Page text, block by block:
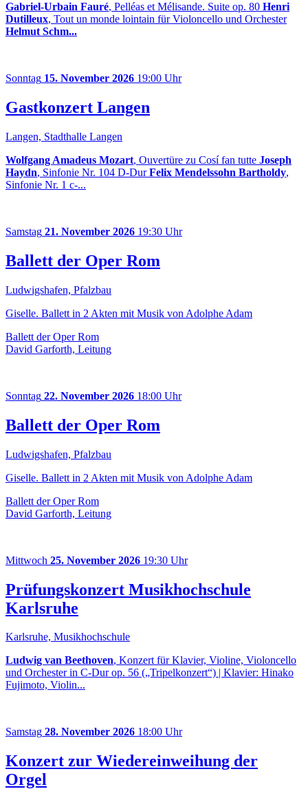
Gabriel-Urbain Fauré, Pelléas et Mélisande. Suite op. 80 Henri
Dutilleux, Tout un monde lointain für Violoncello und Orchester
Helmut Schm...
Sonntag 15. November 2026 19:00 Uhr
Gastkonzert Langen
Langen, Stadthalle Langen
Wolfgang Amadeus Mozart, Ouvertüre zu Cosí fan tutte Joseph
Haydn, Sinfonie Nr. 104 D-DurFelix Mendelssohn Bartholdy,
Sinfonie Nr. 1 c-...
Samstag 21. November 2026 19:30 Uhr
Ballett der Oper Rom
Ludwigshafen, Pfalzbau
Giselle. Ballett in 2 Akten mit Musik von Adolphe Adam
Ballett der Oper Rom
David Garforth, Leitung
Sonntag 22. November 2026 18:00 Uhr
Ballett der Oper Rom
Ludwigshafen, Pfalzbau
Giselle. Ballett in 2 Akten mit Musik von Adolphe Adam
Ballett der Oper Rom
David Garforth, Leitung
Mittwoch 25. November 2026 19:30 Uhr
Prüfungskonzert Musikhochschule
Karlsruhe
Karlsruhe, Musikhochschule
Ludwig van Beethoven, Konzert für Klavier, Violine, Violoncello
und Orchester in C-Dur op. 56 („Tripelkonzert“) | Klavier: Hinako
Fujimoto, Violin...
Samstag 28. November 2026 18:00 Uhr
Konzert zur Wiedereinweihung der
Orgel